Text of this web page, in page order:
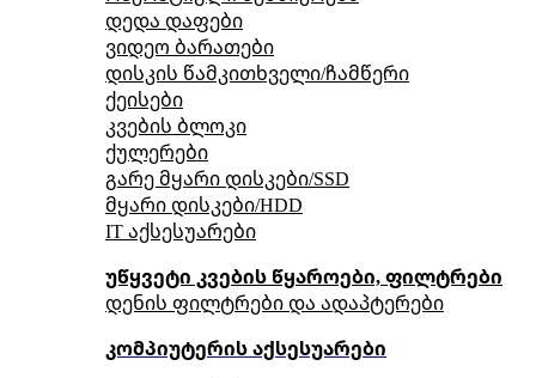
დედა დაფები
ვიდეო ბარათები
დისკის წამკითხველი/ჩამწერი
ქეისები
კვების ბლოკი
ქულერები
გარე მყარი დისკები/SSD
მყარი დისკები/HDD
IT აქსესუარები
უწყვეტი კვების წყაროები, ფილტრები
დენის ფილტრები და ადაპტერები
კომპიუტერის აქსესუარები